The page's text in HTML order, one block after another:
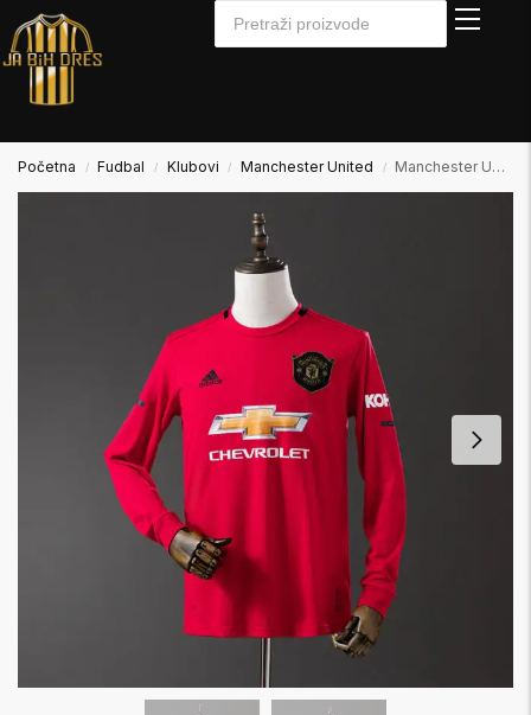
Početna / Fudbal / Klubovi / Manchester United / Manchester United 2019/2020 Home Domaći Dugi Rukav